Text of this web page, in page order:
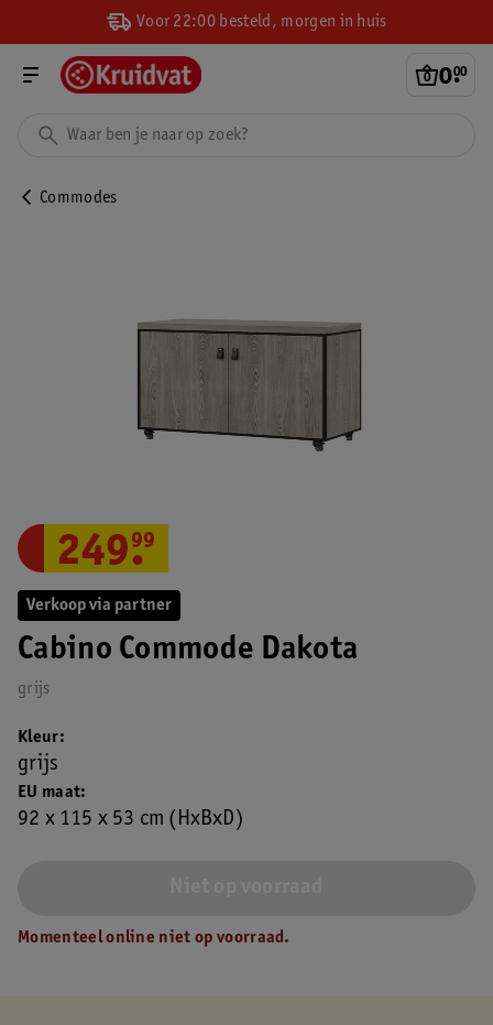
Voor 22:00 besteld, morgen in huis
0.
00
Commodes
Verkoop via partner
Cabino Commode Dakota
grijs
249.
99
EU maat
92 x 115 x 53 cm (HxBxD)
Kleur
grijs
Momenteel online niet op voorraad.